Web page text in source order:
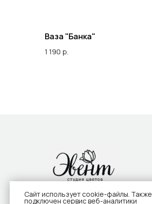
Ваза "Банка"
1 190 р.
Сайт использует cookie-файлы. Также
подключен сервис веб-аналитики